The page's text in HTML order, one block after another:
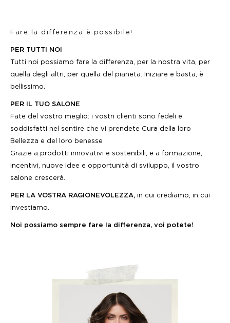
Fare la differenza è possibile!
PER TUTTI NOI
Tutti noi possiamo fare la differenza, per la nostra vita, per
quella degli altri, per quella del pianeta. Iniziare e basta, è
bellissimo.
PER IL TUO SALONE
Fate del vostro meglio: i vostri clienti sono fedeli e
soddisfatti nel sentire che vi prendete Cura della loro
Bellezza e del loro benesse
Grazie a prodotti innovativi e sostenibili, e a formazione,
incentivi, nuove idee e opportunità di sviluppo, il vostro
salone crescerà.
PER LA VOSTRA RAGIONEVOLEZZA, in cui crediamo, in cui
investiamo.
Noi possiamo sempre fare la differenza, voi potete!